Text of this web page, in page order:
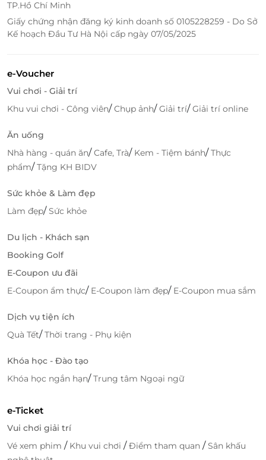
TP.Hồ Chí Minh
Giấy chứng nhận đăng ký kinh doanh số 0105228259 - Do Sở
Kế hoạch Đầu Tư Hà Nội cấp ngày 07/05/2025
e-Voucher
Vui chơi - Giải trí
Khu vui chơi - Công viên/Chụp ảnh/Giải trí/Giải trí online
Ăn uống
Nhà hàng - quán ăn/Cafe, Trà/ Kem - Tiệm bánh/Thực
phẩm/Tặng KH BIDV
Sức khỏe & Làm đẹp
Làm đẹp/Sức khỏe
Du lịch - Khách sạn
Booking Golf
E-Coupon ưu đãi
E-Coupon ẩm thực/ E-Coupon làm đẹp/ E-Coupon mua sắm
Dịch vụ tiện ích
Quà Tết/Thời trang - Phụ kiện
Khóa học - Đào tạo
Khóa học ngắn hạn/Trung tâm Ngoại ngữ
e-Ticket
Vui chơi giải trí
Vé xem phim / Khu vui chơi /Điểm tham quan /Sân khấu